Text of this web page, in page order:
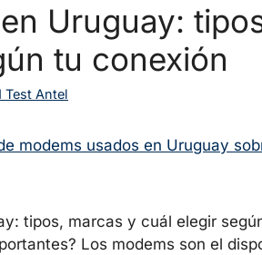
Uruguay:
tu conexión
Test Antel
tipos, marcas y cuál elegir
Los modems son el